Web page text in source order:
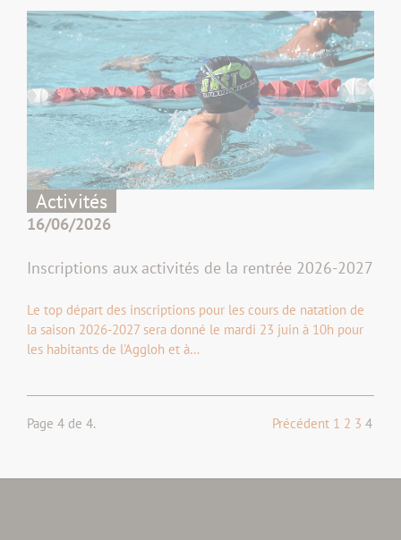
Activités
16/06/2026
Inscriptions aux activités de la rentrée 2026-2027
Le top départ des inscriptions pour les cours de natation de
la saison 2026-2027 sera donné le mardi 23 juin à 10h pour
les habitants de l'Aggloh et à…
Page 4 de 4. Précédent 1 2 3 4